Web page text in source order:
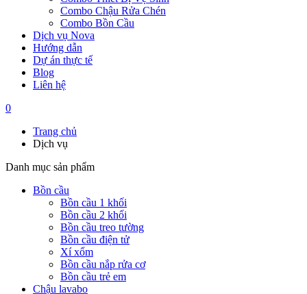
Combo Chậu Rửa Chén
Combo Bồn Cầu
Dịch vụ Nova
Hướng dẫn
Dự án thực tế
Blog
Liên hệ
0
Trang chủ
Dịch vụ
Danh mục sản phẩm
Bồn cầu
Bồn cầu 1 khối
Bồn cầu 2 khối
Bồn cầu treo tường
Bồn cầu điện tử
Xí xổm
Bồn cầu nắp rửa cơ
Bồn cầu trẻ em
Chậu lavabo